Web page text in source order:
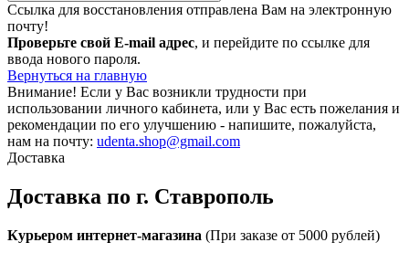
Ссылка для восстановления отправлена Вам на электронную
почту!
Проверьте свой E-mail адрес, и перейдите по ссылке для
ввода нового пароля.
Вернуться на главную
Внимание! Если у Вас возникли трудности при
использовании личного кабинета, или у Вас есть пожелания и
рекомендации по его улучшению - напишите, пожалуйста,
нам на почту: udenta.shop@gmail.com
Доставка
Доставка по г. Ставрополь
Курьером интернет-магазина (При заказе от 5000 рублей)